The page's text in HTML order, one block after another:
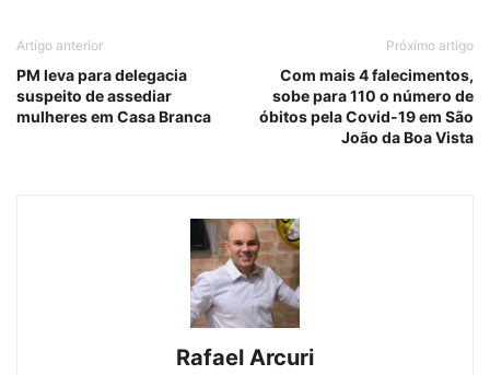
Artigo anterior
PM leva para delegacia
suspeito de assediar
mulheres em Casa Branca
Próximo artigo
Com mais 4 falecimentos,
sobe para 110 o número de
óbitos pela Covid-19 em São
João da Boa Vista
Rafael Arcuri